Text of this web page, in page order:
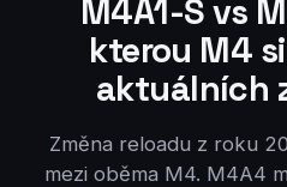
M4A1-S vs
kterou M4
aktuálních
Změna reloadu z roku
mezi oběma M4. M4A4